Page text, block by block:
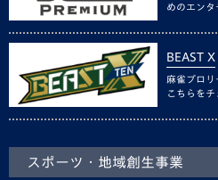
めのエン
BEAST X
麻雀プロ
こちらをチ
スポーツ・地域創生事業